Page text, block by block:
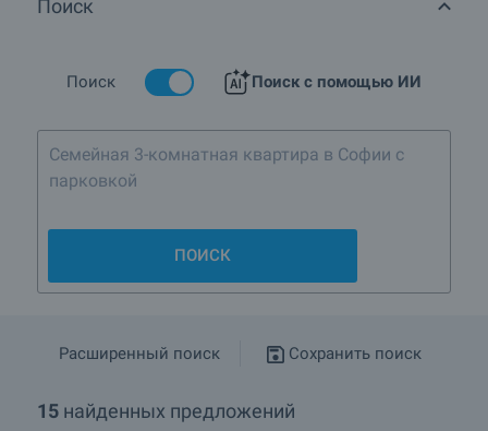
привлекательным капиталовложением.
недвижимости в самом центре города или курорта. Кроме
престижной локации, данная недвижимость
недвижимости, расположенные в самом центре
населенного пункта могут являться частью новостройки или
здания старого строительства.
Поиск
Поиск Поиск с помощью ИИ
Семейная 3-комнатная квартира в Софии с
парковкой
ПОИСК
Расширенный поиск Сохранить поиск
15 найденных предложений